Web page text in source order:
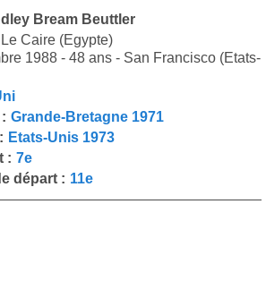
Bream Beuttler
Caire (Egypte)
1988 - 48 ans - San Francisco (Etats-
Grande-Bretagne 1971
Etats-Unis 1973
: 7e
départ : 11e